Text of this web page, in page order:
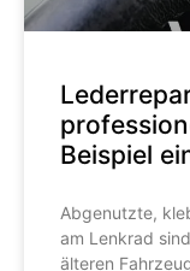
Beispiel
Abgenutzte,
am Lenkrad
älteren